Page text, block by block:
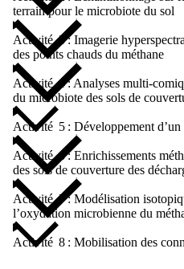
terrain pour le microbiote du sol
Activité 3 : Imagerie
des points chauds du méthane
Activité 4 : Analyses multi-
du microbiote des sols de
Activité 5 : Développement d’un
Activité 6 : Enrichissements
des sols de couverture des
Activité 7 : Modélisation
l’oxydation microbienne du
Activité 8 : Mobilisation des